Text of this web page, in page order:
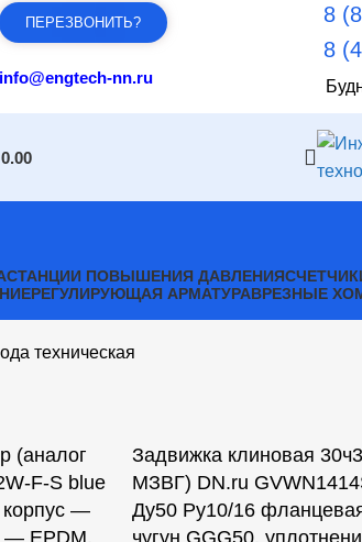
ПЕРЕЗВОНИТЬ?
info@engtech-nn.ru
8
8
СТАНЦИИ ПОВЫШЕНИЯ ДАВЛЕНИЯ
РЕГУЛИРУЮЩАЯ АРМАТУРАВРЕЗНЫЕ
техническая
(аналог
F-S blue
—
— EPDM,
Задвижка клиновая
МЗВГ) DN.ru
Ду50 Ру10/16
чугун GGG50,